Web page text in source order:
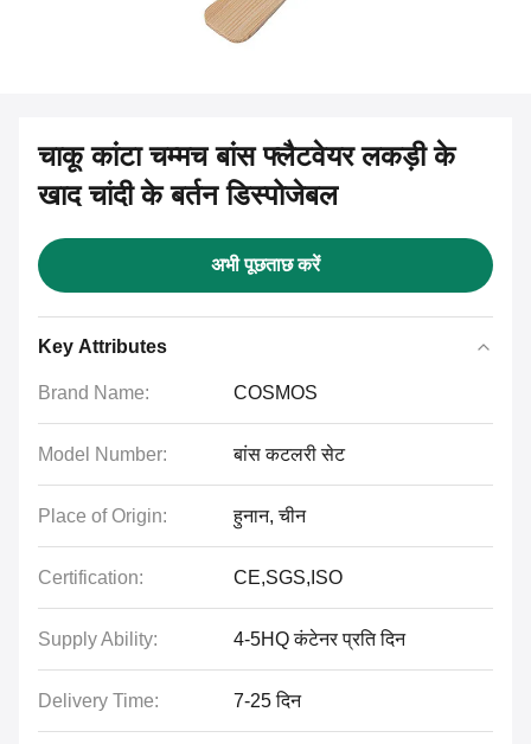
चाकू कांटा चम्मच बांस फ्लैटवेयर लकड़ी के
खाद चांदी के बर्तन डिस्पोजेबल
अभी पूछताछ करें
Key Attributes
Brand Name: COSMOS
Model Number: बांस कटलरी सेट
Place of Origin: हुनान, चीन
Certification: CE,SGS,ISO
Supply Ability: 4-5HQ कंटेनर प्रति दिन
Delivery Time: 7-25 दिन